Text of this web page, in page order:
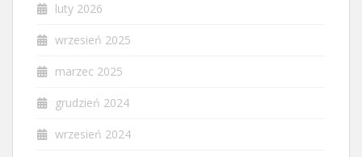
luty 2026
wrzesień 2025
marzec 2025
grudzień 2024
wrzesień 2024